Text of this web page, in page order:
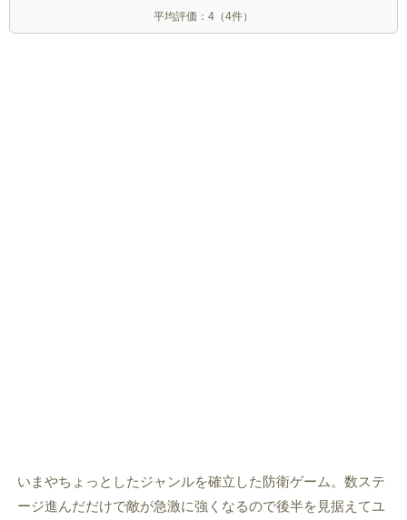
平均評価： 4 （4件）
いまやちょっとしたジャンルを確立した防衛ゲーム。数ステ
ージ進んだだけで敵が急激に強くなるので後半を見据えてユ